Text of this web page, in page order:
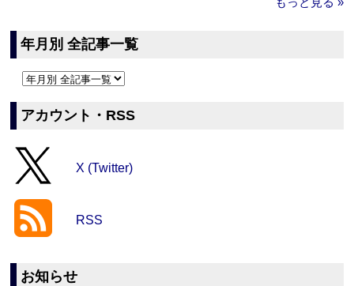
年月別 全記事一覧
アカウント・RSS
X (Twitter)
RSS
お知らせ